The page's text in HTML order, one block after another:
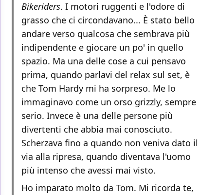
Bikeriders. I motori ruggenti e l'odore di
grasso che ci circondavano... È stato bello
andare verso qualcosa che sembrava più
indipendente e giocare un po' in quello
spazio. Ma una delle cose a cui pensavo
prima, quando parlavi del relax sul set, è
che Tom Hardy mi ha sorpreso. Me lo
immaginavo come un orso grizzly, sempre
serio. Invece è una delle persone più
divertenti che abbia mai conosciuto.
Scherzava fino a quando non veniva dato il
via alla ripresa, quando diventava l'uomo
più intenso che avessi mai visto.
Ho imparato molto da Tom. Mi ricorda te,